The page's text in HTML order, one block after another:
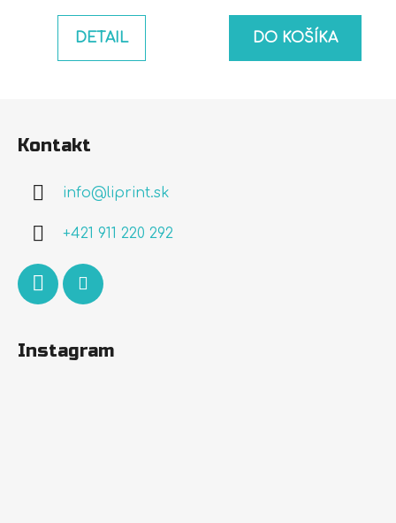
DETAIL DO KOŠÍKA
Kontakt
info@liprint.sk
+421 911 220 292
Instagram